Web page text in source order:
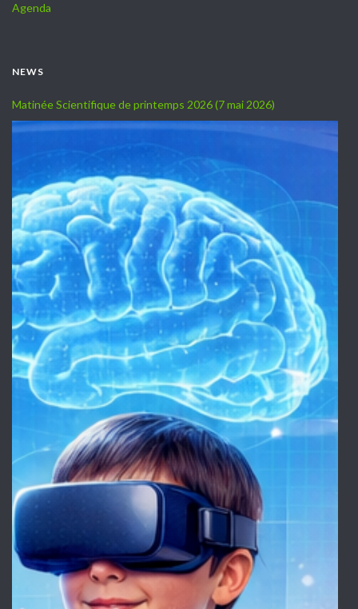
Agenda
NEWS
Matinée Scientifique de printemps 2026 (7 mai 2026)